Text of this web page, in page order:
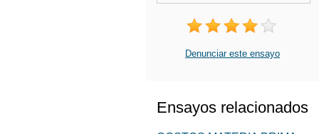
Denunciar este ensayo
Ensayos relacionados